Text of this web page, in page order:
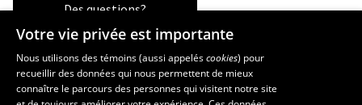
Des questions?
Les écoles et la recherche
Votre vie privée est importante
Nous utilisons des témoins (aussi appeléscookies) pour
recueillir des données qui nous permettent de mieux
connaître le parcours des personnes qui visitent notre site